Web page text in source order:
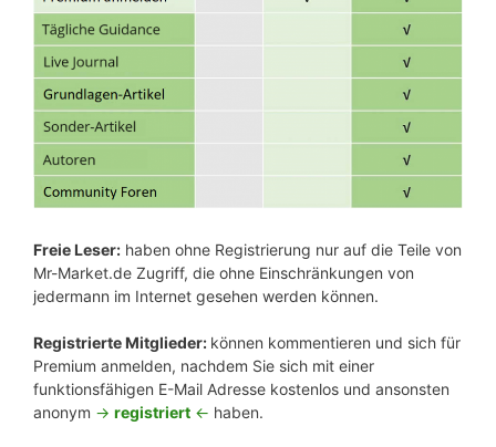
Freie Leser: haben ohne Registrierung nur auf die Teile von
Mr-Market.de Zugriff, die ohne Einschränkungen von
jedermann im Internet gesehen werden können.
Registrierte Mitglieder: können kommentieren und sich für
Premium anmelden, nachdem Sie sich mit einer
funktionsfähigen E-Mail Adresse kostenlos und ansonsten
anonym -> registriert <- haben.